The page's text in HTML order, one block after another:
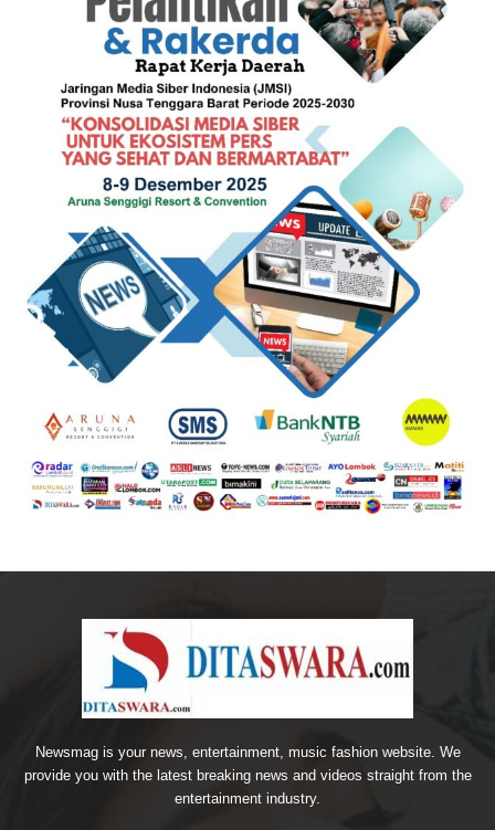
Newsmag is your news, entertainment, music fashion website. We
provide you with the latest breaking news and videos straight from the
entertainment industry.